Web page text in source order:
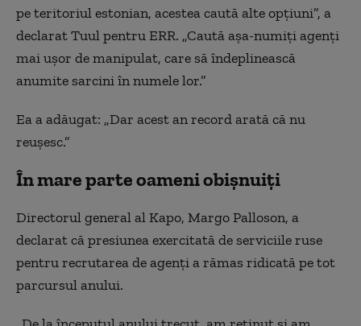
pe teritoriul estonian, acestea caută alte opțiuni”, a
declarat Tuul pentru ERR. „Caută așa-numiți agenți
mai ușor de manipulat, care să îndeplinească
anumite sarcini în numele lor.”
Ea a adăugat: „Dar acest an record arată că nu
reușesc.”
În mare parte oameni obișnuiți
Directorul general al Kapo, Margo Palloson, a
declarat că presiunea exercitată de serviciile ruse
pentru recrutarea de agenți a rămas ridicată pe tot
parcursul anului.